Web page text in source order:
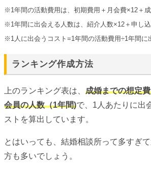
※1年間の活動費用は、初期費用＋月会費×12＋
※1年間に出会える人数は、紹介人数×12＋申し
※1人に出会うコスト=1年間の活動費用÷1年間に
ランキング作成方法
上のランキング表は、 成婚までの想定
会員の人数（1年間)で、1人あたりに出
ストを算出しています。
とはいっても、結婚相談所って多すぎ
方も多いでしょう。